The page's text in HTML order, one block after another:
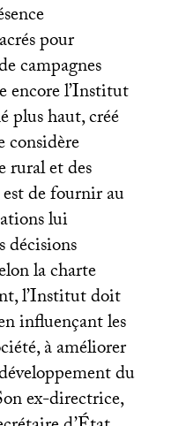
pour
campagnes
encore l’Institut
plus haut, créé
considère
rural et des
est de fournir au
lui
décisions
la charte
l’Institut doit
influençant les
à améliorer
du
ex-directrice,